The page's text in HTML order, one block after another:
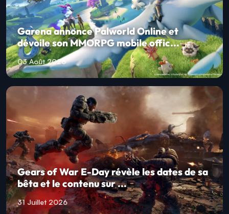
Garena annonce Palworld Online et
dévoile son MMORPG mobile offic...
03 Août 2026
Gears of War E-Day révèle les dates de sa
bêta et le contenu sur ...
31 Juillet 2026